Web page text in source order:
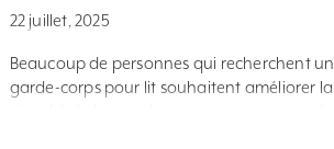
22 juillet, 2025
Beaucoup de personnes qui recherchent un
garde-corps pour lit souhaitent améliorer la